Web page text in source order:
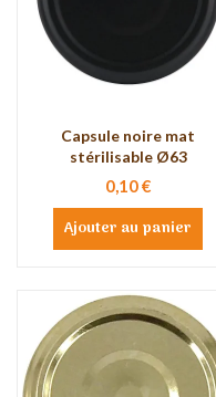
Capsule noire mat
stérilisable Ø63
0,10 €
Ajouter au panier